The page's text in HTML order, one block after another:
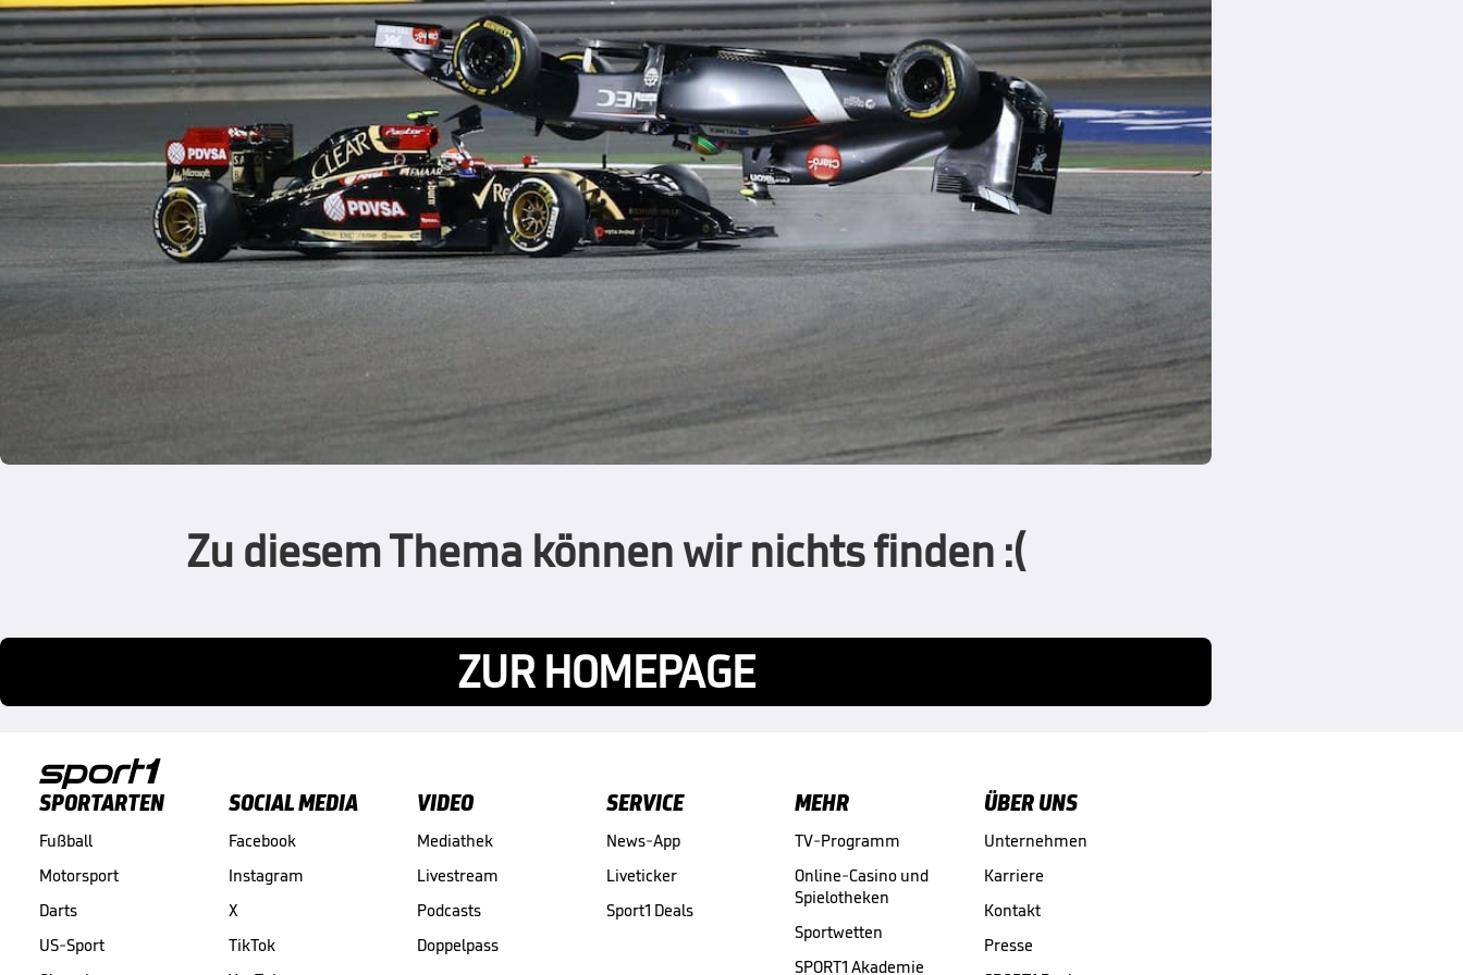
Zu diesem Thema können wir nichts finden :(
ZUR HOMEPAGE
SPORTARTEN
Fußball
Motorsport
Darts
US-Sport
SOCIAL MEDIA
Facebook
Instagram
X
TikTok
VIDEO
Mediathek
Livestream
Podcasts
Doppelpass
SERVICE
News-App
Liveticker
Sport1 Deals
MEHR
TV-Programm
Online-Casino und
Spielotheken
Sportwetten
SPORT1 Akademie
ÜBER UNS
Unternehmen
Karriere
Kontakt
Presse